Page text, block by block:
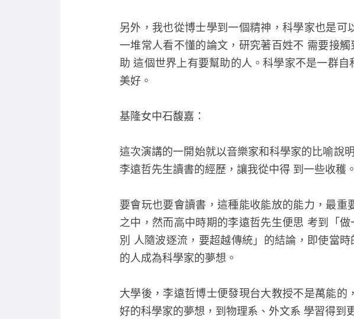
另外，我也從博士學到一個精神，科學家也是
一堆常人看不懂的論文，研究著百姓不 需要接
助 這個世界上有要幫助的人。科學家不是一群
美好。
基隆女中石馥嘉：
這次演講的一開始就以音樂家和科學家的比喻說
李遠哲先生讀書的經歷，讓我從中得 到一些收穫。
要會玩也要會讀書，這種能收能放的能力，最
之中，然而高中時期的李遠哲先生便思 考到「
別 人隨波逐流，要超越傳統」的結論，即使當
的人成為科學家的夢想。
大學後，李遠哲博士便發現台大教授不是萬能
好的科學家的夢想，到物理系、外文系 學習得到